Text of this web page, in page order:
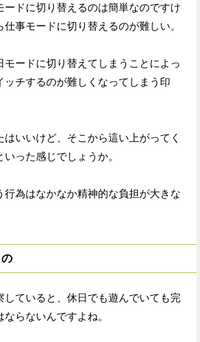
ードに切り替えるのは簡単なのですけ
事モードに切り替えるのが難しい。
モードに切り替えてしまうことによっ
ッチするのが難しくなってしまう印
いいけど、そこから這い上がってく
った感じでしょうか。
行為はなかなか精神的な負担が大きな
していると、休日でも遊んでいても完
らないんですよね。